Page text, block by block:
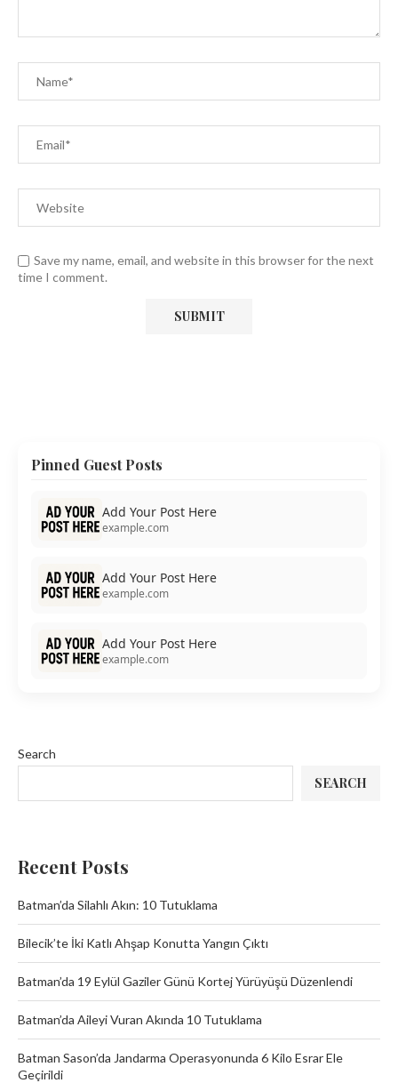
Save my name, email, and website in this browser for the next
time I comment.
Pinned Guest Posts
Add Your Post Here
example.com
Add Your Post Here
example.com
Add Your Post Here
example.com
Search
SEARCH
Recent Posts
Batman’da Silahlı Akın: 10 Tutuklama
Bilecik’te İki Katlı Ahşap Konutta Yangın Çıktı
Batman’da 19 Eylül Gaziler Günü Kortej Yürüyüşü Düzenlendi
Batman’da Aileyi Vuran Akında 10 Tutuklama
Batman Sason’da Jandarma Operasyonunda 6 Kilo Esrar Ele
Geçirildi